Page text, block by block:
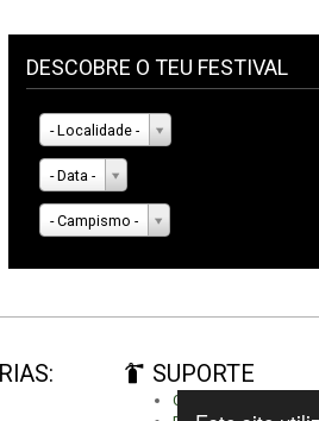
DESCOBRE O TEU FESTIVAL
- Localidade -
- Data -
- Campismo -
SUPORTE
Criar conta